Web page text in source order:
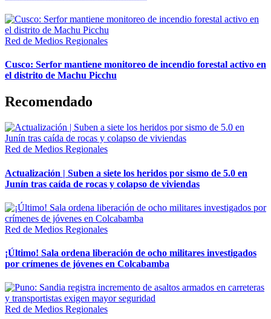
Red de Medios Regionales
Cusco: Serfor mantiene monitoreo de incendio forestal activo en
el distrito de Machu Picchu
Recomendado
Red de Medios Regionales
Actualización | Suben a siete los heridos por sismo de 5.0 en
Junín tras caída de rocas y colapso de viviendas
Red de Medios Regionales
¡Último! Sala ordena liberación de ocho militares investigados
por crímenes de jóvenes en Colcabamba
Red de Medios Regionales